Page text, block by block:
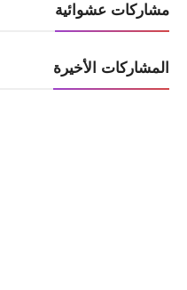
مشاركات عشوائية
المشاركات الأخيرة